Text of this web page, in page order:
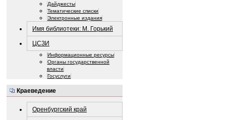
Дайджесты
Тематические списки
Электронные издания
Имя библиотеки: М. Горький
ЦСЗИ
Информационные ресурсы
Органы государственной
власти
Госуслуги
Краеведение
Оренбургский край